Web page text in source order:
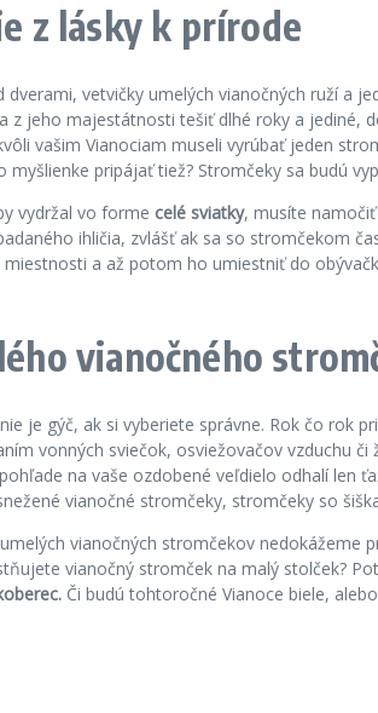
z lásky k prírode
dverami, vetvičky umelých vianočných ruží a
z jeho majestátnosti tešiť dlhé roky a jediné,
vašim Vianociam museli vyrúbať jeden
myšlienke pripájať tiež? Stromčeky sa budú
vydržal vo forme celé sviatky, musíte
ihličia, zvlášť ak sa so stromčekom
a až potom ho umiestniť do
vianočného
je gýč, ak si vyberiete správne. Rok čo rok
vonných sviečok, osviežovačov vzduchu či
na vaše ozdobené veľdielo odhalí len
vianočné stromčeky, stromčeky so
vianočných stromčekov nedokážeme
vianočný stromček na malý stolček?
Či budú tohtoročné Vianoce biele,